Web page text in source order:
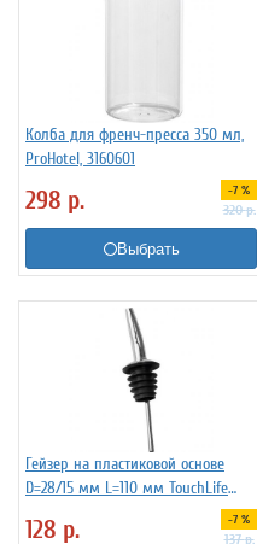
Колба для френч-пресса 350 мл,
ProHotel, 3160601
298 р. -7 %
320р.
Выбрать
Гейзер на пластиковой основе
D=28/15 мм L=110 мм TouchLife
128 р. -7 %
137р.